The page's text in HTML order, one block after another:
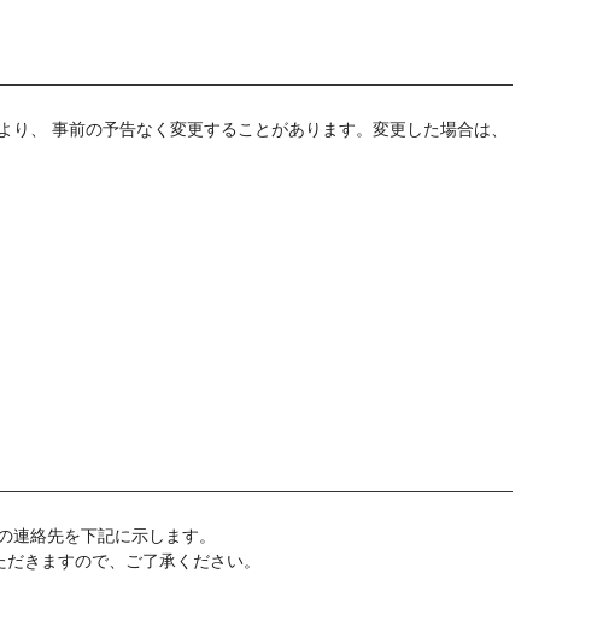
、 事前の予告なく変更することがあります。変更した場合は、
絡先を下記に示します。
きますので、ご了承ください。